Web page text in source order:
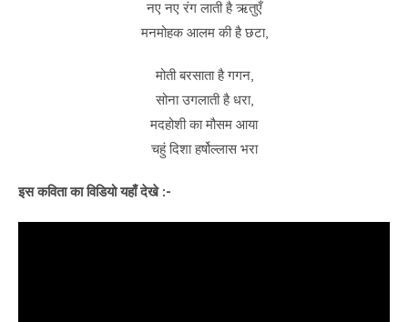
नए नए रंग लाती है ऋतुएँ
मनमोहक आलम की है छटा,
मोती बरसाता है गगन,
सोना उगलाती है धरा,
मदहोशी का मौसम आया
चहुं दिशा हर्षोल्लास भरा
इस कविता का विडियो यहाँ देखे :-